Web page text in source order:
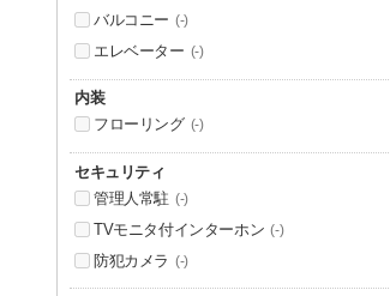
バルコニー (-)
エレベーター (-)
内装
フローリング (-)
セキュリティ
管理人常駐 (-)
TVモニタ付インターホン (-)
防犯カメラ (-)